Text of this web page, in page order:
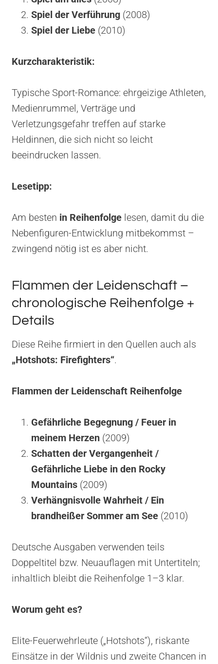
Spiel der Verführung (2008)
Spiel der Liebe (2010)
Kurzcharakteristik:
Typische Sport-Romance: ehrgeizige Athleten,
Medienrummel, Verträge und
Verletzungsgefahr treffen auf starke
Heldinnen, die sich nicht so leicht
beeindrucken lassen.
Lesetipp:
Am besten in Reihenfolge lesen, damit du die
Nebenfiguren-Entwicklung mitbekommst –
zwingend nötig ist es aber nicht.
Flammen der Leidenschaft –
chronologische Reihenfolge +
Details
Diese Reihe firmiert in den Quellen auch als
„Hotshots: Firefighters“.
Flammen der Leidenschaft Reihenfolge
Gefährliche Begegnung / Feuer in
meinem Herzen (2009)
Schatten der Vergangenheit /
Gefährliche Liebe in den Rocky
Mountains (2009)
Verhängnisvolle Wahrheit / Ein
brandheißer Sommer am See (2010)
Deutsche Ausgaben verwenden teils
Doppeltitel bzw. Neuauflagen mit Untertiteln;
inhaltlich bleibt die Reihenfolge 1–3 klar.
Worum geht es?
Elite-Feuerwehrleute („Hotshots“), riskante
Einsätze in der Wildnis und zweite Chancen in